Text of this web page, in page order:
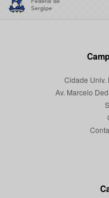
Cidade Univ.
Av. Marcelo